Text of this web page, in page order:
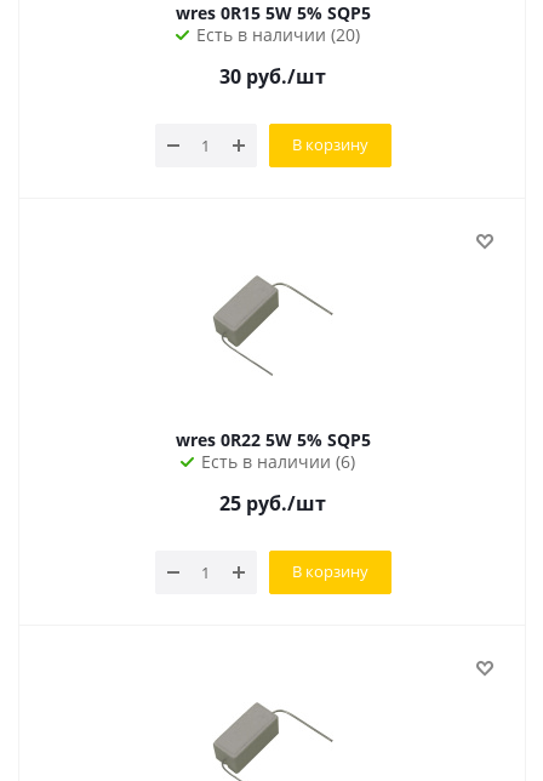
wres 0R15 5W 5% SQP5
Есть в наличии (20)
30 руб./шт
В корзину
wres 0R22 5W 5% SQP5
Есть в наличии (6)
25 руб./шт
В корзину